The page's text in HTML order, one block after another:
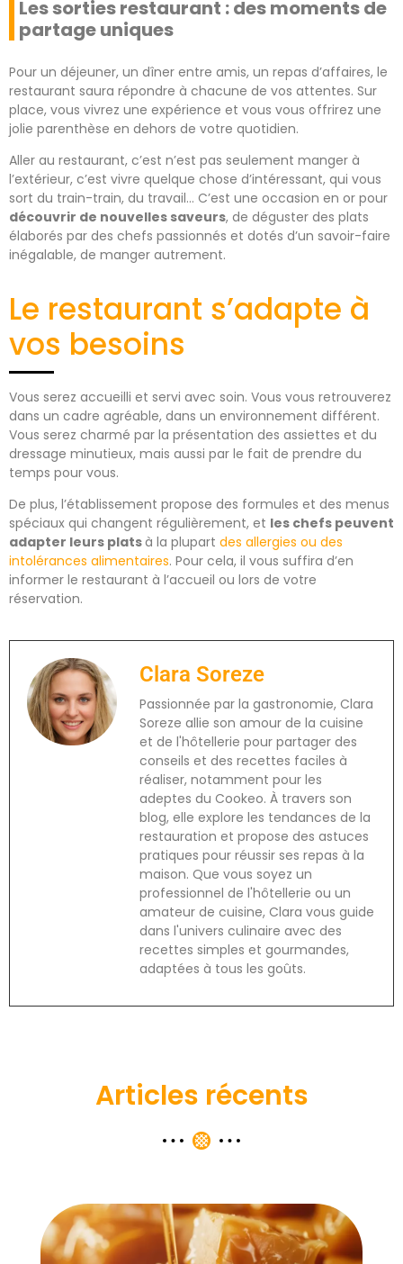
Les sorties restaurant : des moments de
partage uniques
Pour un déjeuner, un dîner entre amis, un repas d’affaires, le
restaurant saura répondre à chacune de vos attentes. Sur
place, vous vivrez une expérience et vous vous offrirez une
jolie parenthèse en dehors de votre quotidien.
Aller au restaurant, c’est n’est pas seulement manger à
l’extérieur, c’est vivre quelque chose d’intéressant, qui vous
sort du train-train, du travail… C’est une occasion en or pour
découvrir de nouvelles saveurs, de déguster des plats
élaborés par des chefs passionnés et dotés d’un savoir-faire
inégalable, de manger autrement.
Le restaurant s’adapte à
vos besoins
Vous serez accueilli et servi avec soin. Vous vous retrouverez
dans un cadre agréable, dans un environnement différent.
Vous serez charmé par la présentation des assiettes et du
dressage minutieux, mais aussi par le fait de prendre du
temps pour vous.
De plus, l’établissement propose des formules et des menus
spéciaux qui changent régulièrement, et les chefs peuvent
adapter leurs platsà la plupart des allergies ou des
intolérances alimentaires. Pour cela, il vous suffira d’en
informer le restaurant à l’accueil ou lors de votre
réservation.
Clara Soreze
Passionnée par la gastronomie, Clara
Soreze allie son amour de la cuisine
et de l'hôtellerie pour partager des
conseils et des recettes faciles à
réaliser, notamment pour les
adeptes du Cookeo. À travers son
blog, elle explore les tendances de la
restauration et propose des astuces
pratiques pour réussir ses repas à la
maison. Que vous soyez un
professionnel de l'hôtellerie ou un
amateur de cuisine, Clara vous guide
dans l'univers culinaire avec des
recettes simples et gourmandes,
adaptées à tous les goûts.
Articles récents